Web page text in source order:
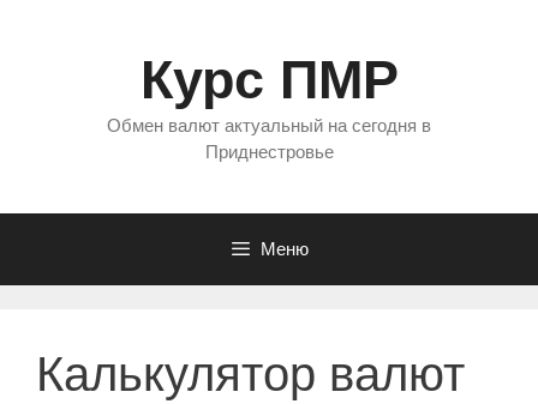
Курс ПМР
Обмен валют актуальный на сегодня в
Приднестровье
Меню
Калькулятор валют